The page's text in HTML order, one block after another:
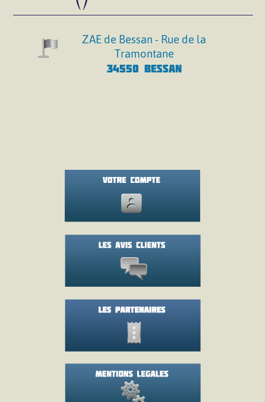
ZAE de Bessan - Rue de la
Tramontane
34550 BESSAN